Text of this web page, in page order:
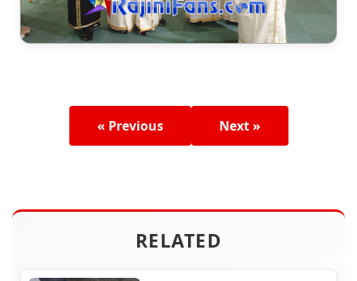
« Previous Next »
RELATED